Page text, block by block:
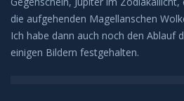
Meteore
die aufgehenden Magellanschen
Ich habe dann auch noch den Ablauf
einigen Bildern festgehalten.